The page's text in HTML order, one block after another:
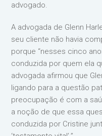
advogado.
A advogada de Glenn
seu cliente não havia
porque “nesses cinco
conduzida por quem ela
advogada afirmou que
ligando para a questão
preocupação é com a
a noção de que essa
conduzida por Cristine